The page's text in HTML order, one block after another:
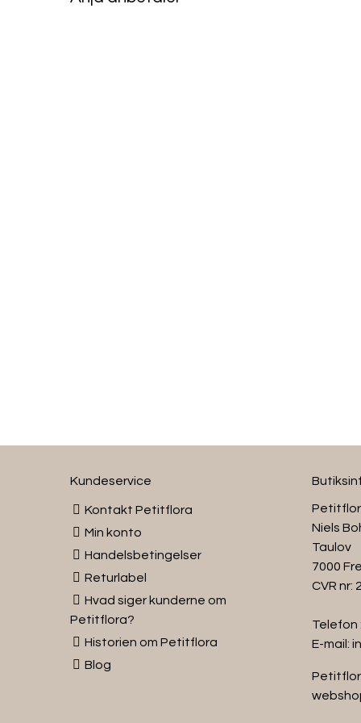
Kundeservice
Kontakt Petitflora
Min konto
Handelsbetingelser
Returlabel
Hvad siger kunderne om
Petitflora?
Historien om Petitflora
Blog
Niels
Taulov
7000
CVR nr:
Telefon :
E-mail: